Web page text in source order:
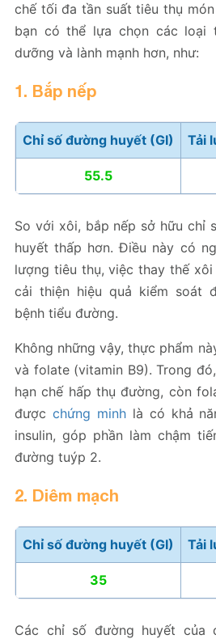
chế tối đa tần suất tiêu thụ
bạn có thể lựa chọn các loại
dưỡng và lành mạnh hơn, như:
1. Bắp nếp
Chỉ số đường huyết (GI) Tải
55.5
So với xôi, bắp nếp sở hữu chỉ
huyết thấp hơn. Điều này có
lượng tiêu thụ, việc thay thế
cải thiện hiệu quả kiểm soát
bệnh tiểu đường.
Không những vậy, thực phẩm
và folate (vitamin B9). Trong
hạn chế hấp thụ đường, còn
được chứng minhlà có khả
insulin, góp phần làm chậm
đường tuýp 2.
2. Diêm mạch
Chỉ số đường huyết (GI) Tải
35
Các chỉ số đường huyết của